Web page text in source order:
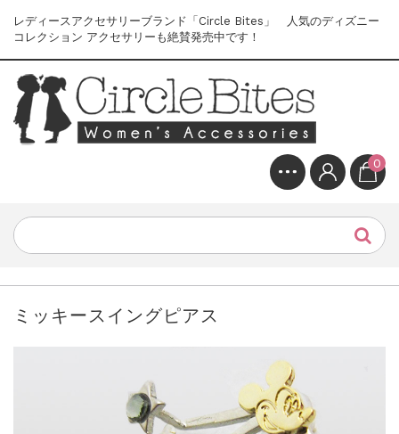
レディースアクセサリーブランド「Circle Bites」 人気のディズニー
コレクション アクセサリーも絶賛発売中です！
0
ミッキースイングピアス